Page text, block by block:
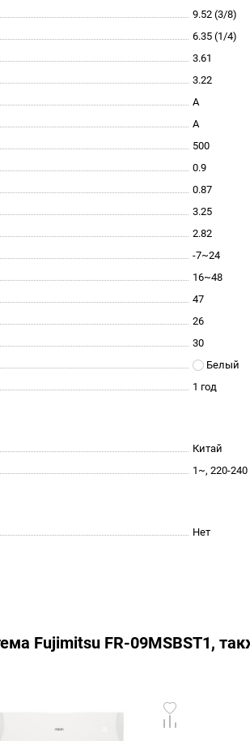
9.52 (3/8)
6.35 (1/4)
3.61
3.22
A
A
500
0.9
0.87
3.25
2.82
-7~24
16~48
47
26
30
Белый
1 год
Китай
1~, 220-240
Нет
Fujimitsu FR-09MSBST1,